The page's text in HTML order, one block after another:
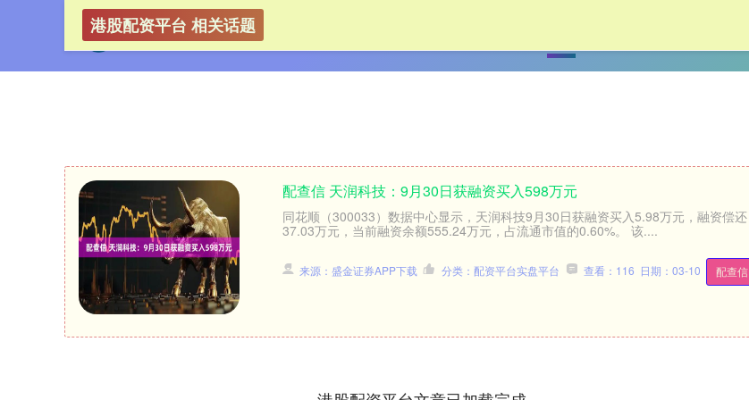
港股配资平台 相关话题
配查信 天润科技：9月30日获融资买入598万元
同花顺（300033）数据中心显示，天润科技9月30日获融资买入5.98万元，融资偿还
37.03万元，当前融资余额555.24万元，占流通市值的0.60%。 该....
配查信
来源：盛金证券APP下载 分类：配资平台实盘平台 查看：116 日期：03-10